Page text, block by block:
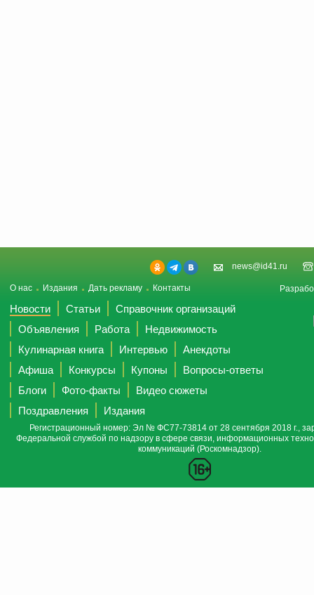
news@id41.ru
О нас Издания Дать рекламу Контакты
Новости Статьи
Справочник организаций
Объявления
Работа
Недвижимость
Кулинарная книга
Интервью
Анекдоты
Афиша
Конкурсы Купоны
Вопросы-ответы
Блоги
Фото-факты
Видео сюжеты
Поздравления
Издания
Регистрационный номер: Эл № ФС77-73814 от 28 сентября 2018 г.,
Федеральной службой по надзору в сфере связи, информационных
коммуникаций (Роскомнадзор).